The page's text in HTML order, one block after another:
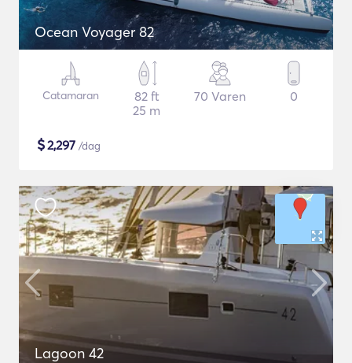
Ocean Voyager 82
Catamaran
82 ft
25 m
70 Varen 0
$2,297 /dag
Lagoon 42